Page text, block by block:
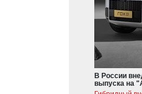
В России
выпуска на